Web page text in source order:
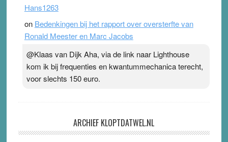
Hans1263
on Bedenkingen bij het rapport over oversterfte van
Ronald Meester en Marc Jacobs
@Klaas van Dijk Aha, via de link naar Lighthouse
kom ik bij frequenties en kwantummechanica terecht,
voor slechts 150 euro.
ARCHIEF KLOPTDATWEL.NL